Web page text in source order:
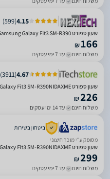
4.15
(
599
)
שעון ספורט Samsung Galaxy Fit3 SM-R390
₪166
משלוח חינם עד 7 ימי עסקים
4.67
(
3911
)
שעון ספורט Samsung Galaxy Fit3 SM-R390NIDAXME
₪226
משלוח חינם עד 14 ימי עסקים
ביטחון בשירות
מסופק ע״י מוכר חיצוני
‏שעון ספורט Samsung Galaxy Fit3 SM-R390NIDAXME סמסונג - אפור
₪299
משלוח חינם עד 7 ימי עסקים